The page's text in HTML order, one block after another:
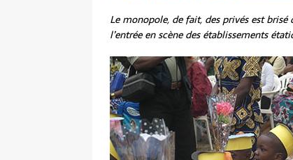
Le monopole, de fait, des privés est
l’entrée en scène des établissements